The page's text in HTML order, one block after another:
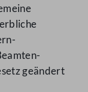
geändert